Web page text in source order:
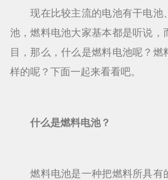
现在比较主流的电池有干电池
池，燃料电池大家基本都是听说，
目，那么，什么是燃料电池呢？燃
样的呢？下面一起来看看吧。
什么是燃料电池？
燃料电池是一种把燃料所具有